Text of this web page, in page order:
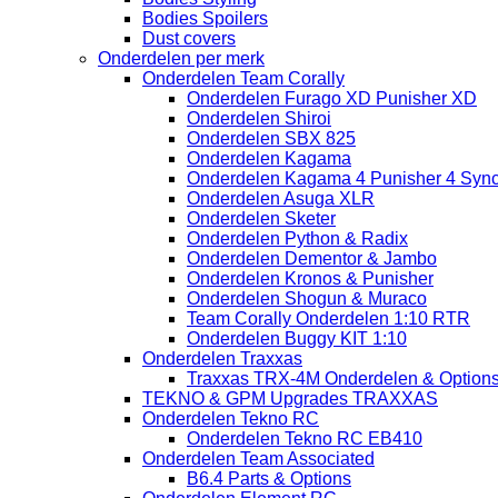
Bodies Spoilers
Dust covers
Onderdelen per merk
Onderdelen Team Corally
Onderdelen Furago XD Punisher XD
Onderdelen Shiroi
Onderdelen SBX 825
Onderdelen Kagama
Onderdelen Kagama 4 Punisher 4
Onderdelen Asuga XLR
Onderdelen Sketer
Onderdelen Python & Radix
Onderdelen Dementor & Jambo
Onderdelen Kronos & Punisher
Onderdelen Shogun & Muraco
Team Corally Onderdelen 1:10 RTR
Onderdelen Buggy KIT 1:10
Onderdelen Traxxas
Traxxas TRX-4M Onderdelen &
TEKNO & GPM Upgrades TRAXXAS
Onderdelen Tekno RC
Onderdelen Tekno RC EB410
Onderdelen Team Associated
B6.4 Parts & Options